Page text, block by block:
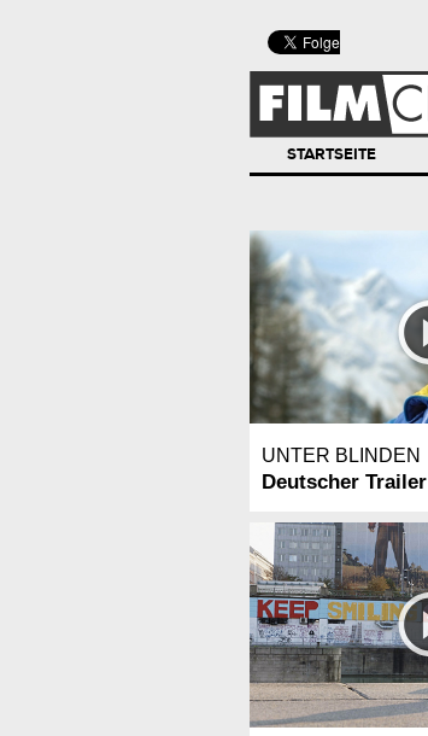
STARTSEITE
UNTER BLINDEN
Deutscher Trailer